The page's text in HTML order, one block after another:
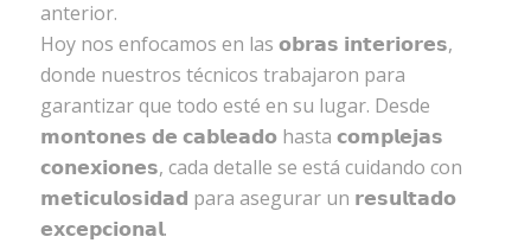
anterior.
Hoy nos enfocamos en las 𝗼𝗯𝗿𝗮𝘀 𝗶𝗻𝘁𝗲𝗿𝗶𝗼𝗿𝗲𝘀,
donde nuestros técnicos trabajaron para
garantizar que todo esté en su lugar. Desde
𝗺𝗼𝗻𝘁𝗼𝗻𝗲𝘀 𝗱𝗲 𝗰𝗮𝗯𝗹𝗲𝗮𝗱𝗼 hasta 𝗰𝗼𝗺𝗽𝗹𝗲𝗷𝗮𝘀
𝗰𝗼𝗻𝗲𝘅𝗶𝗼𝗻𝗲𝘀, cada detalle se está cuidando con
𝗺𝗲𝘁𝗶𝗰𝘂𝗹𝗼𝘀𝗶𝗱𝗮𝗱 para asegurar un 𝗿𝗲𝘀𝘂𝗹𝘁𝗮𝗱𝗼
𝗲𝘅𝗰𝗲𝗽𝗰𝗶𝗼𝗻𝗮𝗹.